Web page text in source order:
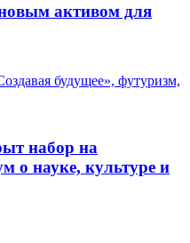
активом для
набор на
о науке, культуре и